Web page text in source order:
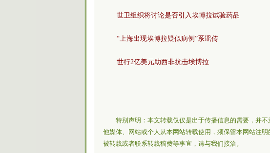
世卫组织将讨论是否引入埃博拉试验药品
“上海出现埃博拉疑似病例”系谣传
世行2亿美元助西非抗击埃博拉
特别声明：本文转载仅仅是出于传播信息的需要，并
他媒体、网站或个人从本网站转载使用，须保留本网站注
被转载或者联系转载稿费等事宜，请与我们接洽。